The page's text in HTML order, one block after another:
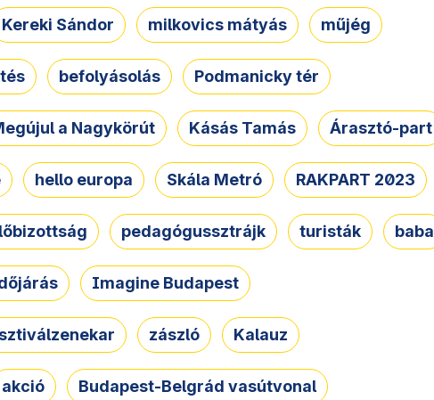
Kereki Sándor milkovics mátyás műjég
befolyásolás Podmanicky tér
a Nagykörút Kásás Tamás Árasztó-part
hello europa Skála Metró RAKPART 2023
pedagógussztrájk turisták baba
Imagine Budapest
zászló Kalauz
akció Budapest-Belgrád vasútvonal